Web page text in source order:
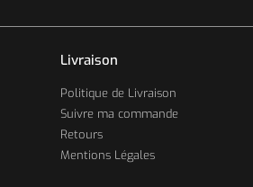
Livraison
Politique de Livraison
Suivre ma commande
Retours
Mentions Légales